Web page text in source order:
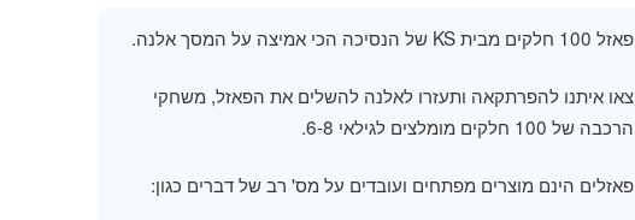
פאזל 100 חלקים מבית KS של הנסיכה הכי אמיצה על המסך אלנה.
צאו איתנו להפרתקאה ותעזרו לאלנה להשלים את הפאזל, משחקי
הרכבה של 100 חלקים מומלצים לגילאי 6-8.
פאזלים הינם מוצרים מפתחים ועובדים על מס' רב של דברים כגון: